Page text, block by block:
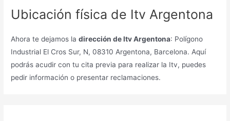
Ubicación física de Itv Argentona
Ahora te dejamos ladirección de Itv Argentona: Polígono
Industrial El Cros Sur, N, 08310 Argentona, Barcelona. Aquí
podrás acudir con tu cita previa para realizar la Itv, puedes
pedir información o presentar reclamaciones.